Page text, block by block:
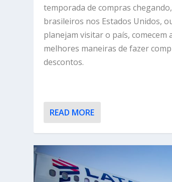
temporada de compras
brasileiros nos Estados Unidos,
planejam visitar o país, comecem
melhores maneiras de fazer
descontos.
READ MORE